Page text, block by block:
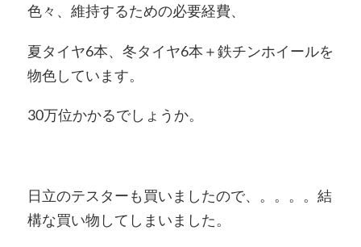
色々、維持するための必要経費、
夏タイヤ6本、冬タイヤ6本＋鉄チンホイールを
物色しています。
30万位かかるでしょうか。
日立のテスターも買いましたので、。。。。結
構な買い物してしまいました。